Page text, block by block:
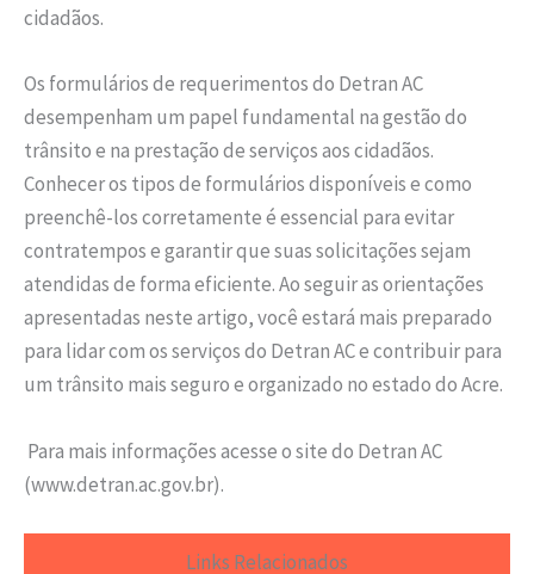
cidadãos.
Os formulários de requerimentos do Detran AC
desempenham um papel fundamental na gestão do
trânsito e na prestação de serviços aos cidadãos.
Conhecer os tipos de formulários disponíveis e como
preenchê-los corretamente é essencial para evitar
contratempos e garantir que suas solicitações sejam
atendidas de forma eficiente. Ao seguir as orientações
apresentadas neste artigo, você estará mais preparado
para lidar com os serviços do Detran AC e contribuir para
um trânsito mais seguro e organizado no estado do Acre.
Para mais informações acesse o site do Detran AC
(www.detran.ac.gov.br).
Links Relacionados